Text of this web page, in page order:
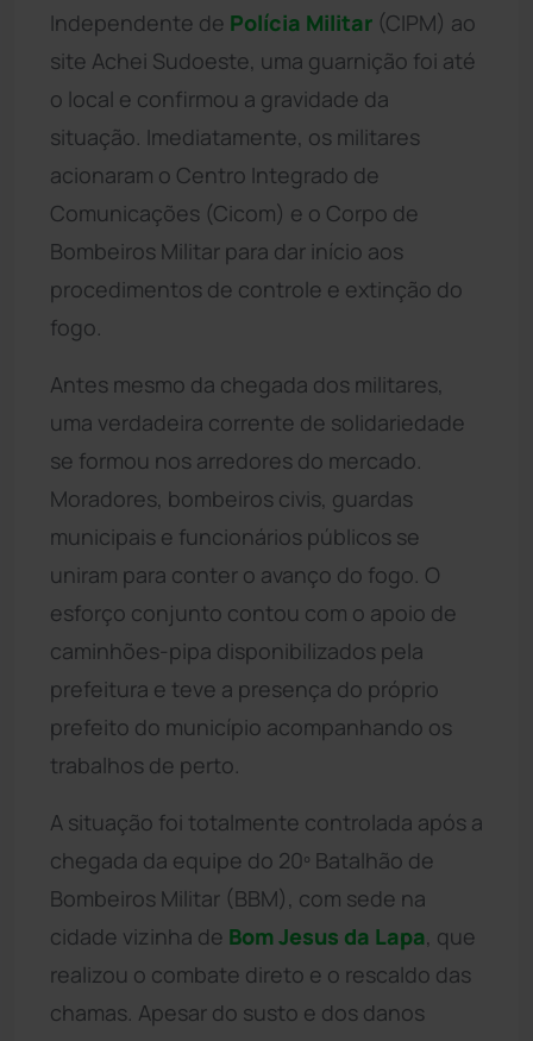
Independente de Polícia Militar (CIPM) ao
site Achei Sudoeste, uma guarnição foi até
o local e confirmou a gravidade da
situação. Imediatamente, os militares
acionaram o Centro Integrado de
Comunicações (Cicom) e o Corpo de
Bombeiros Militar para dar início aos
procedimentos de controle e extinção do
fogo.
Antes mesmo da chegada dos militares,
uma verdadeira corrente de solidariedade
se formou nos arredores do mercado.
Moradores, bombeiros civis, guardas
municipais e funcionários públicos se
uniram para conter o avanço do fogo. O
esforço conjunto contou com o apoio de
caminhões-pipa disponibilizados pela
prefeitura e teve a presença do próprio
prefeito do município acompanhando os
trabalhos de perto.
A situação foi totalmente controlada após a
chegada da equipe do 20º Batalhão de
Bombeiros Militar (BBM), com sede na
cidade vizinha de Bom Jesus da Lapa, que
realizou o combate direto e o rescaldo das
chamas. Apesar do susto e dos danos